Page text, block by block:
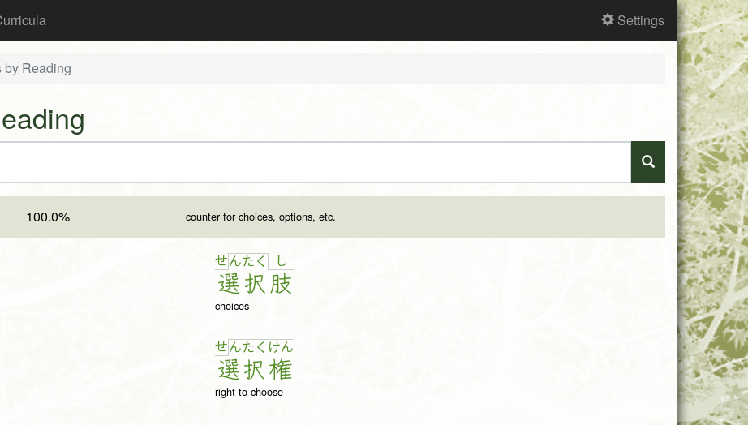
Settings
by Reading
100.0% counter for choices, options, etc.
せん
選
た く
択
し
肢
choices
せん
選
た く
択
けん
権
right to choose